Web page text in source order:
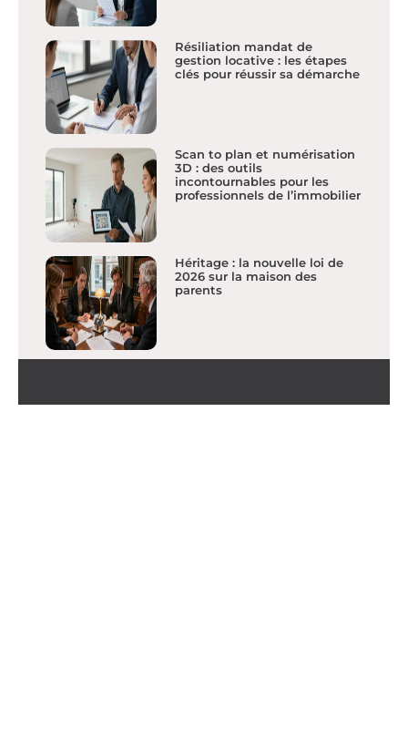
Résiliation mandat de
gestion locative : les étapes
clés pour réussir sa démarche
Scan to plan et numérisation
3D : des outils
incontournables pour les
professionnels de l’immobilier
Héritage : la nouvelle loi de
2026 sur la maison des
parents